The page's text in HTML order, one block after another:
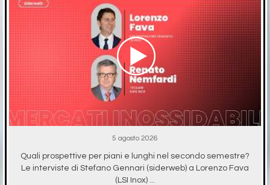
5 agosto 2026
Quali prospettive per piani e lunghi nel secondo semestre?
Le interviste di Stefano Gennari (siderweb) a Lorenzo Fava
(LSI Inox) ...